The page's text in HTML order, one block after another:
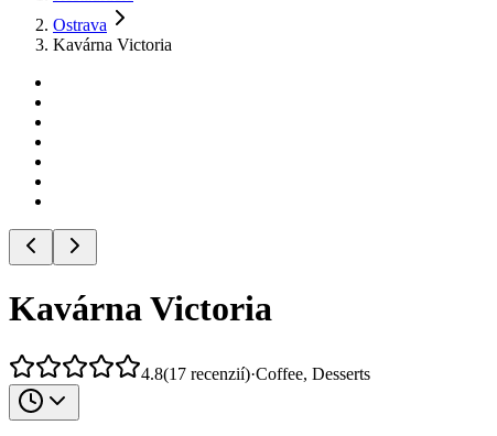
Ostrava
Kavárna Victoria
Kavárna Victoria
4.8(17 recenzií)·Coffee, Desserts